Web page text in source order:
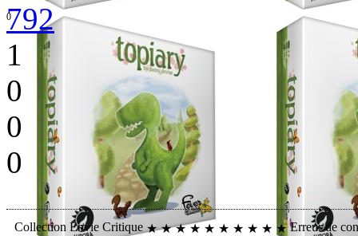
0
792
1
0
0
0
Collection Envie Critique ★ ★ ★ ★ ★ ★ ★ ★ ★ ★ Erreur de